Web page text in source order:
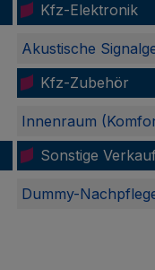
Kfz-Elektronik
Akustische
Kfz-Zubehör
Innenraum
Sonstige
Dummy-